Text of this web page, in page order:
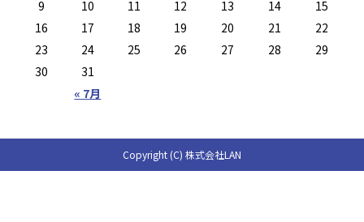
« 7月
9
10 11 12 13 14
15
16
17 18 19 20 21
22
23
24 25 26 27 28
29
30
31
Copyright (C) 株式会社LAN